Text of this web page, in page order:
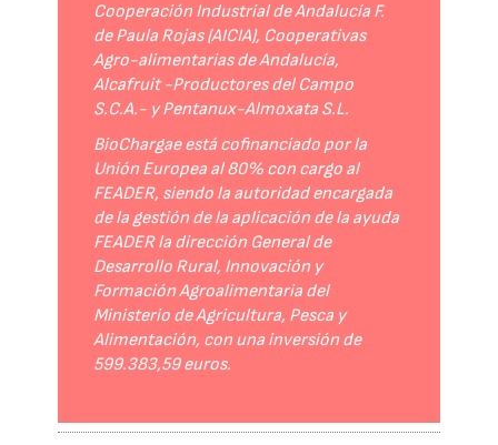
Cooperación Industrial de Andalucía F.
de Paula Rojas (AICIA), Cooperativas
Agro-alimentarias de Andalucía,
Alcafruit -Productores del Campo
S.C.A.- y Pentanux-Almoxata S.L.
BioChargae está cofinanciado por la
Unión Europea al 80% con cargo al
FEADER, siendo la autoridad encargada
de la gestión de la aplicación de la ayuda
FEADER la dirección General de
Desarrollo Rural, Innovación y
Formación Agroalimentaria del
Ministerio de Agricultura, Pesca y
Alimentación, con una inversión de
599.383,59 euros.